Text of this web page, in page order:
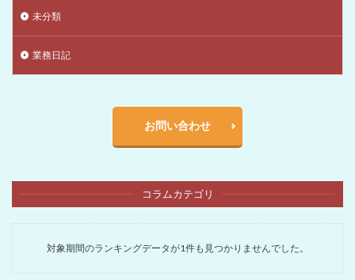
未分類
業務日記
お問い合わせ
コラムカテゴリ
対象期間のランキングデータが1件も見つかりませんでした。